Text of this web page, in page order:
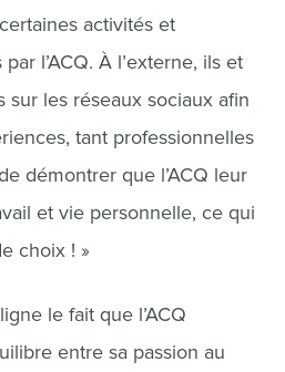
activités et
l’ACQ. À l’externe, ils et
sur les réseaux sociaux afin
tant professionnelles
démontrer que l’ACQ leur
et vie personnelle, ce qui
choix ! »
le fait que l’ACQ
entre sa passion au